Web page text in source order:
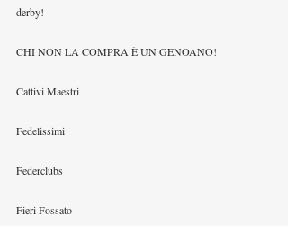
derby!
CHI NON LA COMPRA È UN GENOANO!
Cattivi Maestri
Fedelissimi
Federclubs
Fieri Fossato